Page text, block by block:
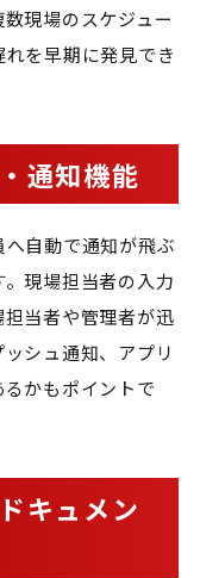
現場のスケジュー
を早期に発見でき
通知機能
自動で通知が飛ぶ
現場担当者の入力
当者や管理者が迅
シュ通知、アプリ
かもポイントで
キュメン